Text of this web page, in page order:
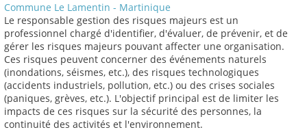
Commune Le Lamentin - Martinique
Le responsable gestion des risques majeurs est un
professionnel chargé d'identifier, d'évaluer, de prévenir, et de
gérer les risques majeurs pouvant affecter une organisation.
Ces risques peuvent concerner des événements naturels
(inondations, séismes, etc.), des risques technologiques
(accidents industriels, pollution, etc.) ou des crises sociales
(paniques, grèves, etc.). L'objectif principal est de limiter les
impacts de ces risques sur la sécurité des personnes, la
continuité des activités et l'environnement.